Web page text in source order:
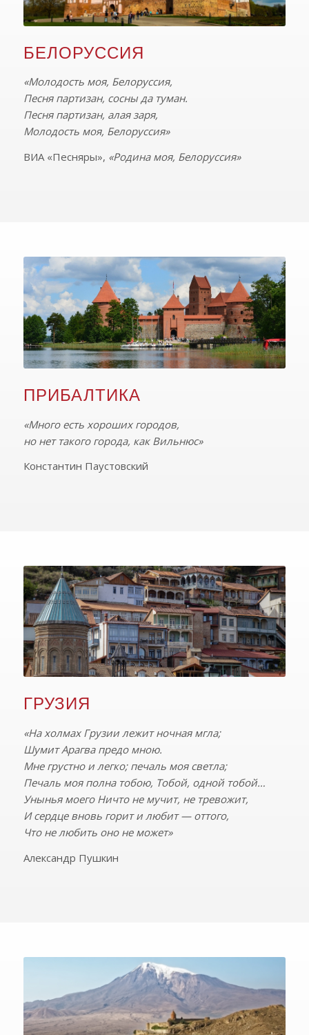
БЕЛОРУССИЯ
«Молодость моя, Белоруссия,
Песня партизан, сосны да туман.
Песня партизан, алая заря,
Молодость моя, Белоруссия»
ВИА «Песняры», «Родина моя, Белоруссия»
ПРИБАЛТИКА
«Много есть хороших городов,
но нет такого города, как Вильнюс»
Константин Паустовский
ГРУЗИЯ
«На холмах Грузии лежит ночная мгла;
Шумит Арагва предо мною.
Мне грустно и легко; печаль моя светла;
Печаль моя полна тобою, Тобой, одной тобой…
Унынья моего Ничто не мучит, не тревожит,
И сердце вновь горит и любит — оттого,
Что не любить оно не может»
Александр Пушкин